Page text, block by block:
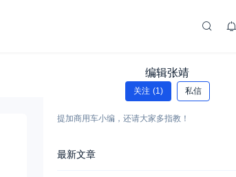
编辑张靖
关注 (1) 私信
提加商用车小编，还请大家多指教！
最新文章